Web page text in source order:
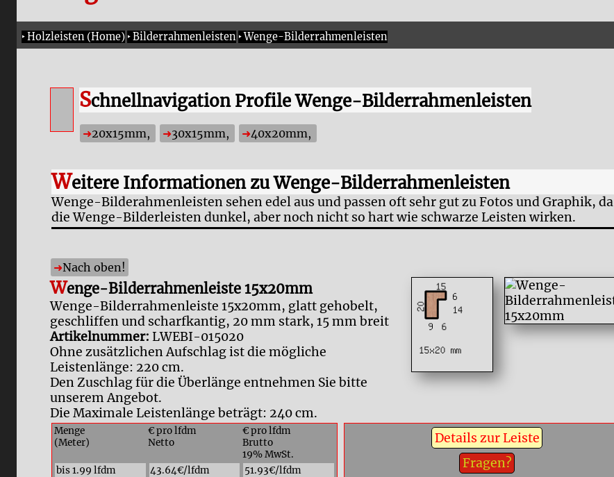
‣Holzleisten (Home) ‣Bilderrahmenleisten ‣Wenge-Bilderrahmenleisten
Schnellnavigation Profile Wenge-Bilderrahmenleisten
20x15mm, 30x15mm, 40x20mm,
Weitere Informationen zu Wenge-Bilderrahmenleisten
Wenge-Bilderahmenleisten sehen edel aus und passen oft sehr gut zu Fotos und Graphik, da
die Wenge-Bilderleisten dunkel, aber noch nicht so hart wie schwarze Leisten wirken.
Nach oben!
Wenge-Bilderrahmenleiste 15x20mm
Wenge-Bilderrahmenleiste 15x20mm, glatt gehobelt,
geschliffen und scharfkantig, 20 mm stark, 15 mm breit
Artikelnummer: LWEBI-015020
Ohne zusätzlichen Aufschlag ist die mögliche
Leistenlänge: 220 cm.
Den Zuschlag für die Überlänge entnehmen Sie bitte
unserem Angebot.
Die Maximale Leistenlänge beträgt: 240 cm.
Menge
(Meter)
€ pro lfdm
Netto
€ pro lfdm
Brutto
19% MwSt.
bis 1.99 lfdm
43.64€/lfdm
51.93€/lfdm
Details zur Leiste
Fragen?